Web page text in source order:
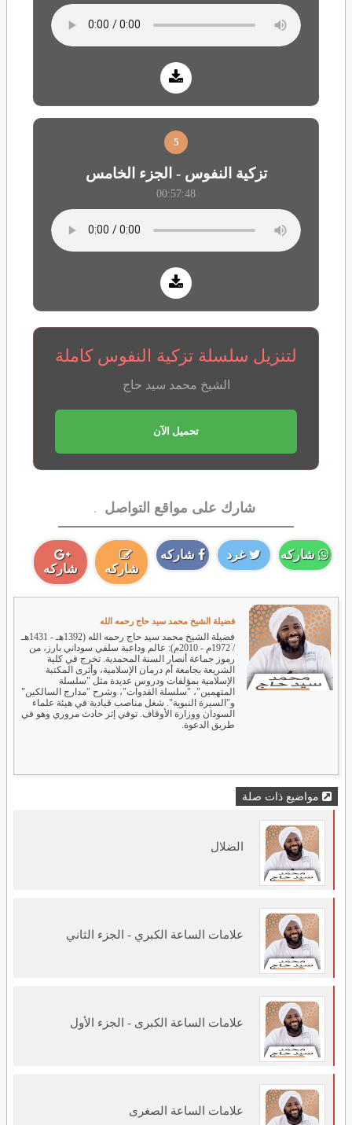
5
تزكية النفوس - الجزء الخامس
00:57:48
لتنزيل سلسلة تزكية النفوس كاملة
الشيخ محمد سيد حاج
تحميل الآن
شارك على مواقع التواصل .
شاركه غرد
شاركه
شاركه
شاركه
فضيلة الشيخ محمد سيد حاج رحمه الله
فضيلة الشيخ محمد سيد حاج رحمه الله (1392هـ - 1431هـ
/ 1972م - 2010م): عالم وداعية سلفي سوداني بارز، من
رموز جماعة أنصار السنة المحمدية. تخرج في كلية
الشريعة بجامعة أم درمان الإسلامية، وأثرى المكتبة
الإسلامية بمؤلفات ودروس عديدة مثل "سلسلة
المتهمين"، "سلسلة القدوات"، وشرح "مدارج السالكين"
و"السيرة النبوية". شغل مناصب قيادية في هيئة علماء
السودان ووزارة الأوقاف. توفي إثر حادث مروري وهو في
طريق الدعوة.
مواضيع ذات صلة
الضلال
علامات الساعة الكبري - الجزء الثاني
علامات الساعة الكبرى - الجزء الأول
علامات الساعة الصغرى